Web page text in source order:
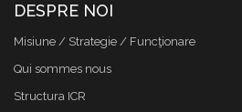
DESPRE NOI
Misiune / Strategie / Funcţionare
Qui sommes nous
Structura ICR